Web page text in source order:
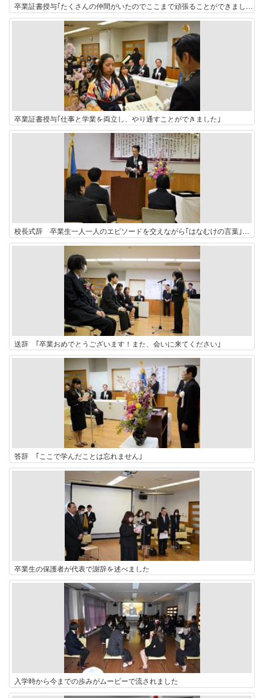
卒業証書授与｢たくさんの仲間がいたのでここまで頑張ることができました｣
卒業証書授与｢仕事と学業を両立し、やり通すことができました｣
校長式辞 卒業生一人一人のエピソードを交えながら｢はなむけの言葉｣が贈られました
送辞 ｢卒業おめでとうございます！また、会いに来てください｣
答辞 ｢ここで学んだことは忘れません｣
卒業生の保護者が代表で謝辞を述べました
入学時から今までの歩みがムービーで流されました